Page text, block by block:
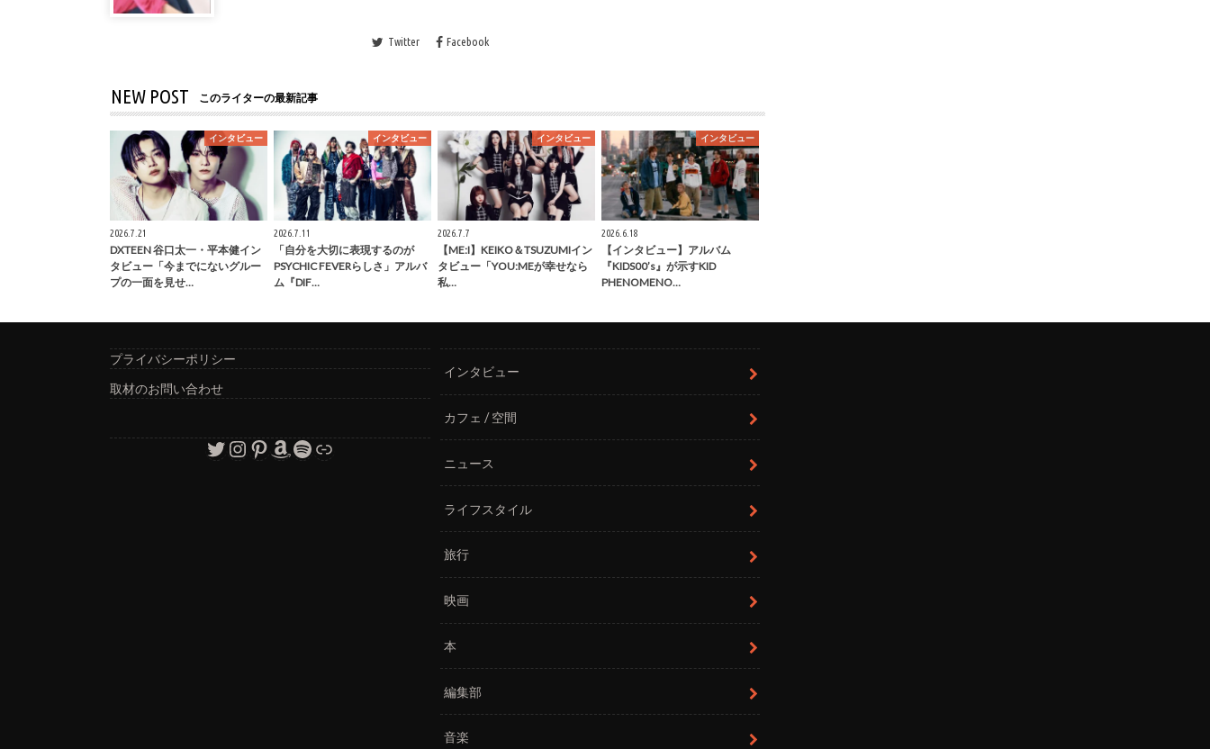
Twitter Facebook
NEW POST このライターの最新記事
インタビュー
2026.7.21
DXTEEN 谷口太一・平本健イン
タビュー「今までにないグルー
プの一面を見せ…
インタビュー
2026.7.11
「自分を大切に表現するのが
PSYCHIC FEVERらしさ」アルバ
ム『DIF…
インタビュー
2026.7.7
【ME:I】KEIKO＆TSUZUMIイン
タビュー「YOU:MEが幸せなら
私…
インタビュー
2026.6.18
【インタビュー】アルバム
『KIDS00’s』が示すKID
PHENOMENO…
プライバシーポリシー
取材のお問い合わせ
Twitter
Instagram
Pinterest
Amazon
Spotify
リンク
インタビュー
カフェ / 空間
ニュース
ライフスタイル
旅行
映画
本
編集部
音楽